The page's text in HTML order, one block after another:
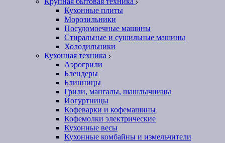
Кухонные плиты
Морозильники
Посудомоечные машины
Стиральные и сушильные машины
Холодильники
Кухонная техника
Аэрогрили
Блендеры
Блинницы
Грили, мангалы, шашлычницы
Йогуртницы
Кофеварки и кофемашины
Кофемолки электрические
Кухонные весы
Кухонные комбайны и измельчители